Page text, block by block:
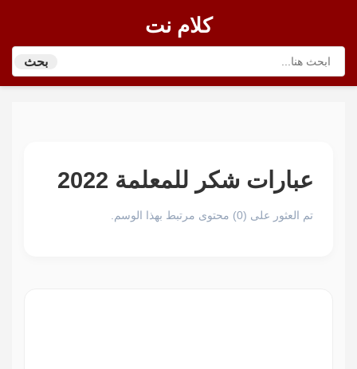
كلام نت
بحث
عبارات شكر للمعلمة 2022
تم العثور على (0) محتوى مرتبط بهذا الوسم.